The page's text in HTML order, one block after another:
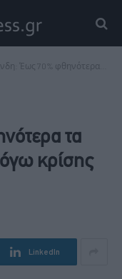
70% φθηνότερα τα πολυτελή ξενοδοχεία λόγω κρίσης
τα
κρίσης
LinkedIn